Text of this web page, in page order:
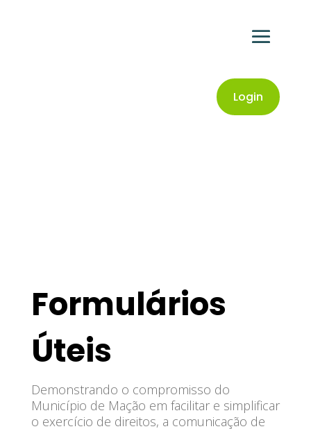
Login
Formulários
Úteis
Demonstrando o compromisso do
Município de Mação em facilitar e simplificar
o exercício de direitos, a comunicação de